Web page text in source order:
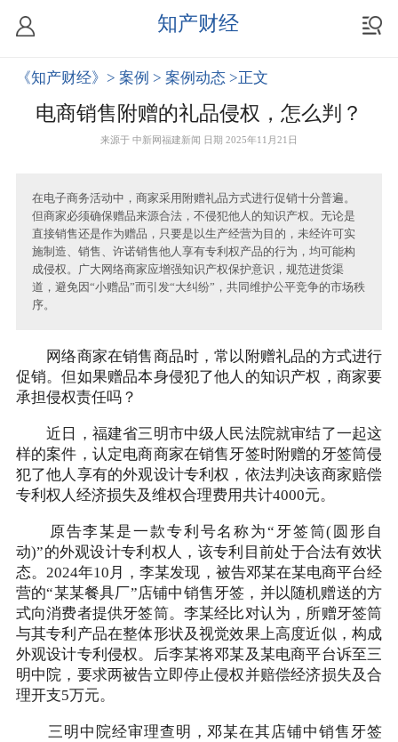
知产财经
《知产财经》 > 案例 > 案例动态 >正文
电商销售附赠的礼品侵权，怎么判？
来源于 中新网福建新闻 日期 2025年11月21日
在电子商务活动中，商家采用附赠礼品方式进行促销十分普遍。
但商家必须确保赠品来源合法，不侵犯他人的知识产权。无论是
直接销售还是作为赠品，只要是以生产经营为目的，未经许可实
施制造、销售、许诺销售他人享有专利权产品的行为，均可能构
成侵权。广大网络商家应增强知识产权保护意识，规范进货渠
道，避免因“小赠品”而引发“大纠纷”，共同维护公平竞争的市场秩
序。
网络商家在销售商品时，常以附赠礼品的方式进行
促销。但如果赠品本身侵犯了他人的知识产权，商家要
承担侵权责任吗？
近日，福建省三明市中级人民法院就审结了一起这
样的案件，认定电商商家在销售牙签时附赠的牙签筒侵
犯了他人享有的外观设计专利权，依法判决该商家赔偿
专利权人经济损失及维权合理费用共计4000元。
原告李某是一款专利号名称为“牙签筒(圆形自
动)”的外观设计专利权人，该专利目前处于合法有效状
态。2024年10月，李某发现，被告邓某在某电商平台经
营的“某某餐具厂”店铺中销售牙签，并以随机赠送的方
式向消费者提供牙签筒。李某经比对认为，所赠牙签筒
与其专利产品在整体形状及视觉效果上高度近似，构成
外观设计专利侵权。后李某将邓某及某电商平台诉至三
明中院，要求两被告立即停止侵权并赔偿经济损失及合
理开支5万元。
三明中院经审理查明，邓某在其店铺中销售牙签